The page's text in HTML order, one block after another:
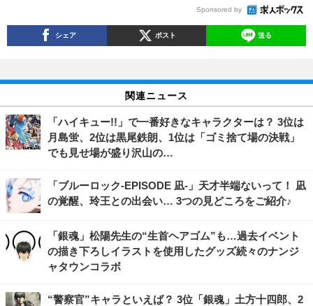
Sponsored by
シェア ポスト 送る
関連ニュース
「ハイキュー!!」で一番好きなキャラクターは？ 3位は
月島蛍、2位は黒尾鉄朗、1位は「ゴミ捨て場の決戦」
でも見せ場が盛り沢山の…
「ブルーロック-EPISODE 凪-」天才半端ないって！ 凪
の覚醒、玲王との出会い… 3つの見どころをご紹介♪
「銀魂」松陽先生の“生首ヘアゴム”も…過去イベント
の描き下ろしイラストを使用したグッズ続々のナンジ
ャタウンコラボ
“警察官”キャラといえば？ 3位「銀魂」土方十四郎、2